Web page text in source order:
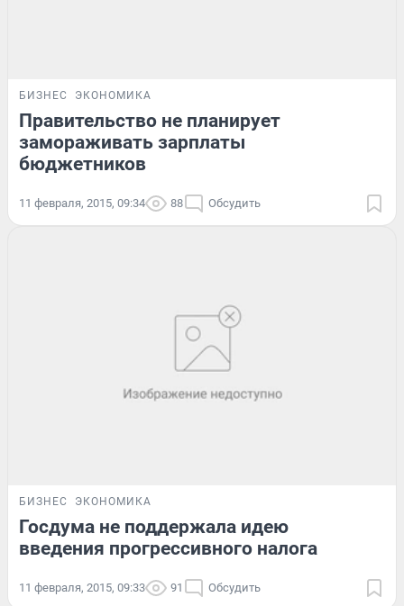
БИЗНЕС ЭКОНОМИКА
Правительство не планирует
замораживать зарплаты
бюджетников
11 февраля, 2015, 09:34 88 Обсудить
БИЗНЕС ЭКОНОМИКА
Госдума не поддержала идею
введения прогрессивного налога
11 февраля, 2015, 09:33 91 Обсудить